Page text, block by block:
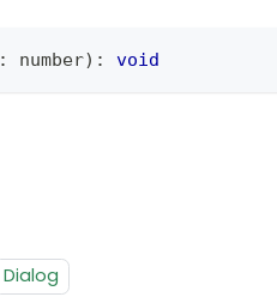
: number) : void
Dialog